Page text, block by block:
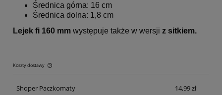
Średnica górna: 16 cm
Średnica dolna: 1,8 cm
Lejek fi 160 mm występuje także w wersji z sitkiem.
Koszty dostawy
Cena nie zawiera ewentualnych kosztów płatności
Shoper Paczkomaty
14,99 zł